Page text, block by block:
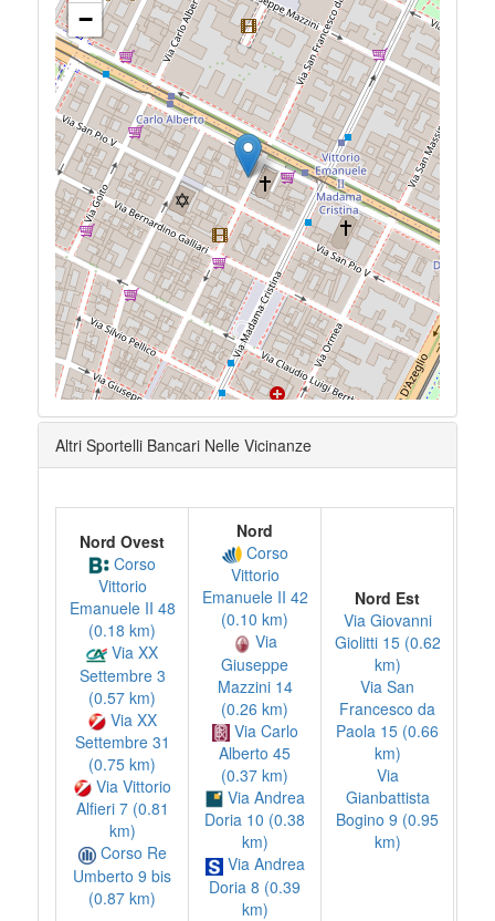
−
Altri Sportelli Bancari Nelle Vicinanze
Nord Ovest
Corso
Vittorio
Emanuele II 48
(0.18 km)
Via XX
Settembre 3
(0.57 km)
Via XX
Settembre 31
(0.75 km)
Via Vittorio
Alfieri 7 (0.81
km)
Corso Re
Umberto 9 bis
(0.87 km)
Nord
Corso
Vittorio
Emanuele II 42
(0.10 km)
Via
Giuseppe
Mazzini 14
(0.26 km)
Via Carlo
Alberto 45
(0.37 km)
Via Andrea
Doria 10 (0.38
km)
Via Andrea
Doria 8 (0.39
km)
Nord Est
Via Giovanni
Giolitti 15 (0.62
km)
Via San
Francesco da
Paola 15 (0.66
km)
Via
Gianbattista
Bogino 9 (0.95
km)